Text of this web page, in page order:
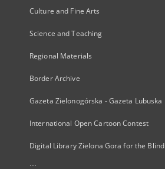
Culture and Fine Arts
Science and Teaching
Regional Materials
Border Archive
Gazeta Zielonogórska - Gazeta Lubuska
International Open Cartoon Contest
Digital Library Zielona Gora for the Blind
...